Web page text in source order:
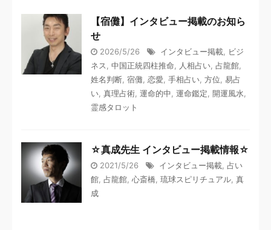
【宿儺】インタビュー掲載のお知ら
せ
2026/5/26 インタビュー掲載, ビジ
ネス, 中国正統四柱推命, 人相占い, 占龍館,
姓名判断, 宿儺, 恋愛, 手相占い, 方位, 易占
い, 真理占術, 運命的中, 運命鑑定, 開運風水,
霊感タロット
☆真成先生 インタビュー掲載情報☆
2021/5/26 インタビュー掲載, 占い
館, 占龍館, 心斎橋, 琉球スピリチュアル, 真
成